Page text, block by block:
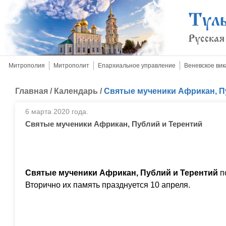
Митрополия Митрополит Епархиальное управление Веневское
Главная / Календарь /Святые мученики Африкан,
6 марта 2020 года.
Святые мученики Африкан, Публий и Терентий
Святые мученики Африкан, Публий и Терентий
Вторично их память празднуется 10 апреля.